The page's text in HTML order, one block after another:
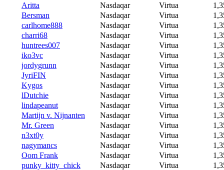
Aritta
Nasdaqar Virtua
Bersman
Nasdaqar Virtua
carlhome888
Nasdaqar Virtua
charri68
Nasdaqar Virtua
huntrees007
Nasdaqar Virtua
iko3vc
Nasdaqar Virtua
jordygrunn
Nasdaqar Virtua
JyriFIN
Nasdaqar Virtua
Kygos
Nasdaqar Virtua
lDutchie
Nasdaqar Virtua
lindapeanut
Nasdaqar Virtua
Martijn v. Nijnanten
Nasdaqar Virtua
Mr. Green
Nasdaqar Virtua
n3xt0y
Nasdaqar Virtua
nagymancs
Nasdaqar Virtua
Oom Frank
Nasdaqar Virtua
punky_kitty_chick
Nasdaqar Virtua